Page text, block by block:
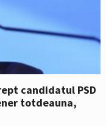
candidatul PSD
totdeauna,